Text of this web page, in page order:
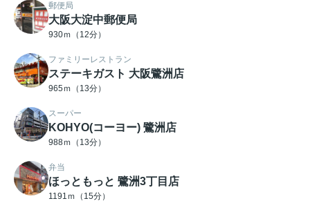
郵便局
大阪大淀中郵便局
930ｍ（12分）
ファミリーレストラン
ステーキガスト 大阪鷺洲店
965ｍ（13分）
スーパー
KOHYO(コーヨー) 鷺洲店
988ｍ（13分）
弁当
ほっともっと 鷺洲3丁目店
1191ｍ（15分）